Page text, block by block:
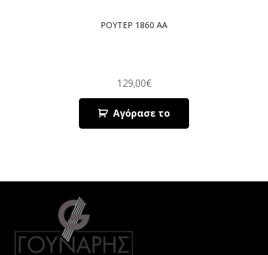
ΡΟΥΤΕΡ 1860 AA
129,00€
Αγόρασε το